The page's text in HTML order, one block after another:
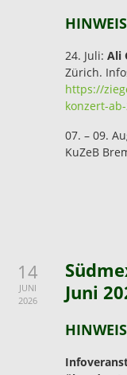
24. Juli:Ali
Zürich.
https://
konzert-
07. – 09.
KuZeB
14
JUNI
2026
Juni